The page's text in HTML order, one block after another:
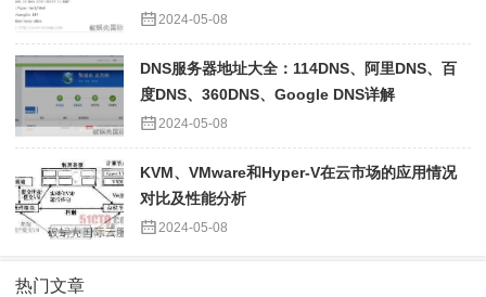
2024-05-08
DNS服务器地址大全：114DNS、阿里DNS、百
度DNS、360DNS、Google DNS详解
2024-05-08
KVM、VMware和Hyper-V在云市场的应用情况
对比及性能分析
2024-05-08
热门文章